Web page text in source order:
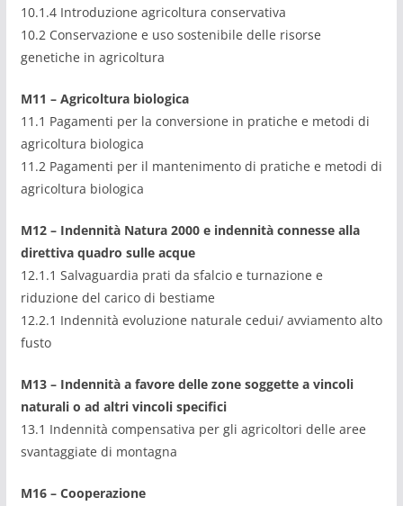
10.1.4 Introduzione agricoltura conservativa
10.2 Conservazione e uso sostenibile delle risorse
genetiche in agricoltura
M11 – Agricoltura biologica
11.1 Pagamenti per la conversione in pratiche e metodi di
agricoltura biologica
11.2 Pagamenti per il mantenimento di pratiche e metodi di
agricoltura biologica
M12 – Indennità Natura 2000 e indennità connesse alla
direttiva quadro sulle acque
12.1.1 Salvaguardia prati da sfalcio e turnazione e
riduzione del carico di bestiame
12.2.1 Indennità evoluzione naturale cedui/ avviamento alto
fusto
M13 – Indennità a favore delle zone soggette a vincoli
naturali o ad altri vincoli specifici
13.1 Indennità compensativa per gli agricoltori delle aree
svantaggiate di montagna
M16 – Cooperazione